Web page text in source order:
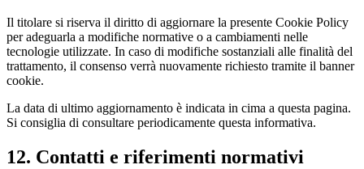
Il titolare si riserva il diritto di aggiornare la presente Cookie Policy
per adeguarla a modifiche normative o a cambiamenti nelle
tecnologie utilizzate. In caso di modifiche sostanziali alle finalità del
trattamento, il consenso verrà nuovamente richiesto tramite il banner
cookie.
La data di ultimo aggiornamento è indicata in cima a questa pagina.
Si consiglia di consultare periodicamente questa informativa.
12. Contatti e riferimenti normativi